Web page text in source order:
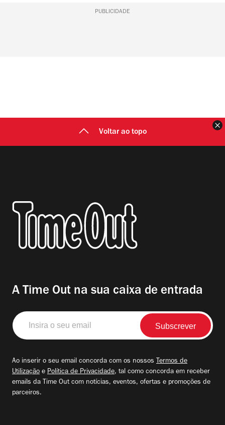
PUBLICIDADE
Voltar ao topo
A Time Out na sua caixa de entrada
Insira
o
seu
Ao inserir o seu email concorda com os nossos Termos de
Utilização e Política de Privacidade, tal como concorda em receber
emails da Time Out com notícias, eventos, ofertas e promoções de
parceiros.